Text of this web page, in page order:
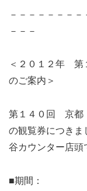
－－－－－－－
－－－
＜２０１２年 第
のご案内＞
第１４０回 京都
の観覧券につきま
谷カウンター店頭
■期間：